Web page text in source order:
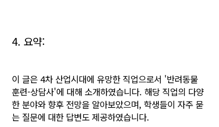
4. 요약:
이 글은 4차 산업시대에 유망한 직업으로서 '반려동물
훈련-상담사'에 대해 소개하였습니다. 해당 직업의 다양
한 분야와 향후 전망을 알아보았으며, 학생들이 자주 묻
는 질문에 대한 답변도 제공하였습니다.